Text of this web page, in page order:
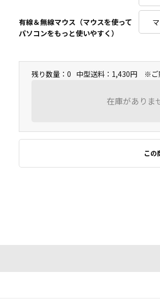
有線＆無線マウス（マウスを使って
パソコンをもっと使いやすく）
残り数量：0 中型送料：1,430円 ※ご
在庫がありま
この